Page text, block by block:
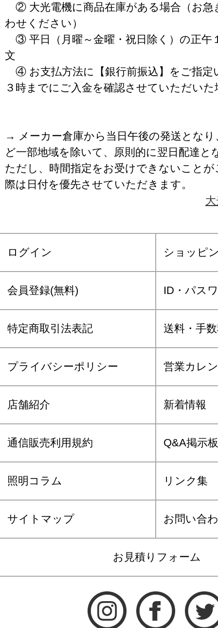
② 大光電機に商品在庫がある場合（お急
わせください）
③ 平日（月曜～金曜・祝日除く）の正午
文
④ お支払方法に【銀行前振込】をご指定
３時までにご入金を確認させていただいた
→ メーカー倉庫から当日午後の発送となり
ど一部地域を除いて、原則的に翌日配達と
ただし、時間指定をお受けできないこと
際は日付を優先させていただきます。
ログイン ショッピ
会員登録(無料) ID・パス
特定商取引法表記 送料・手
プライバシーポリシー 営業カレ
店舗紹介 新着情報
通信販売利用規約 Q&A掲示板
照明コラム リンク集
サイトマップ お問い合
お見積りフォーム